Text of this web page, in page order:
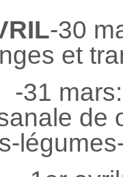
-30
et
de